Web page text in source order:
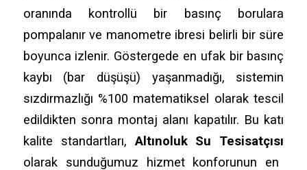
oranında kontrollü bir basınç borulara
pompalanır ve manometre ibresi belirli bir süre
boyunca izlenir. Göstergede en ufak bir basınç
kaybı (bar düşüşü) yaşanmadığı, sistemin
sızdırmazlığı %100 matematiksel olarak tescil
edildikten sonra montaj alanı kapatılır. Bu katı
kalite standartları,
Altınoluk Su Tesisatçısı
olarak sunduğumuz hizmet konforunun en